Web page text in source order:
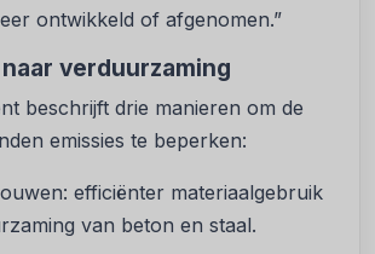
ontwikkeld of afgenomen.”
verduurzaming
beschrijft drie manieren om de
emissies te beperken:
efficiënter materiaalgebruik
van beton en staal.